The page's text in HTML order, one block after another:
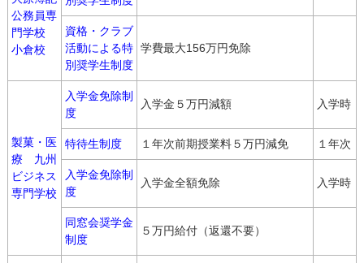
公務員専
門学校
小倉校
資格・クラブ
活動による特
別奨学生制度
学費最大156万円免除
製菓・医
療 九州
ビジネス
専門学校
入学金免除制
度
入学金５万円減額 入学時
特待生制度 １年次前期授業料５万円減免 １年次
入学金免除制
度
入学金全額免除 入学時
同窓会奨学金
制度
５万円給付（返還不要）